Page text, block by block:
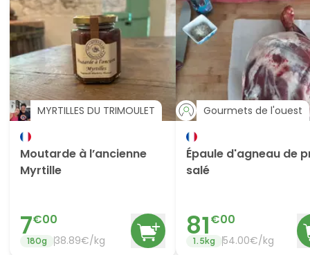
MYRTILLES DU TRIMOULET
Moutarde à l’ancienne
Myrtille
7€00
180g 38.89€/kg
Gourmets de l'ouest
Épaule d'agneau de
salé
81€00
1.5kg 54.00€/kg